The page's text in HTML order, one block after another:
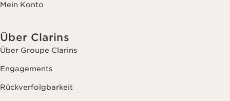
Mein Konto
Über Clarins
Über Groupe Clarins
Engagements
Rückverfolgbarkeit